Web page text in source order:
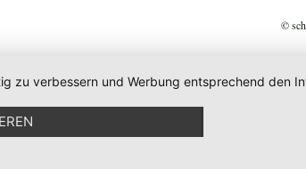
©
zu verbessern und Werbung entsprechend den